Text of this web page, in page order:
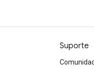
Suporte